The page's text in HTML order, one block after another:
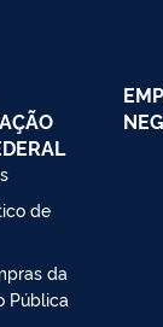
de
da
Pública